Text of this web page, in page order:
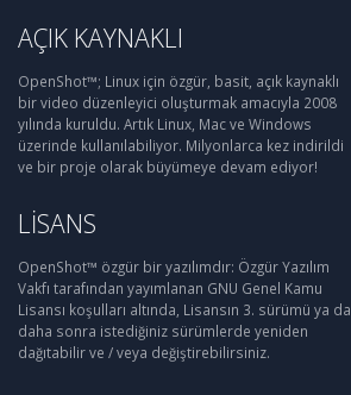
AÇIK KAYNAKLI
OpenShot™; Linux için özgür, basit, açık kaynaklı
bir video düzenleyici oluşturmak amacıyla 2008
yılında kuruldu. Artık Linux, Mac ve Windows
üzerinde kullanılabiliyor. Milyonlarca kez indirildi
ve bir proje olarak büyümeye devam ediyor!
LISANS
OpenShot™ özgür bir yazılımdır: Özgür Yazılım
Vakfı tarafından yayımlanan GNU Genel Kamu
Lisansı koşulları altında, Lisansın 3. sürümü ya da
daha sonra istediğiniz sürümlerde yeniden
dağıtabilir ve / veya değiştirebilirsiniz.